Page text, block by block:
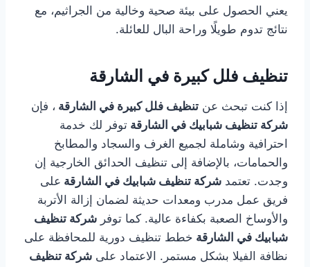
يعني الحصول على بيئة صحية وخالية من الجراثيم، مع
نتائج تدوم طويلًا وراحة البال للعائلة.
تنظيف فلل كبيرة في الشارقة
إذا كنت تبحث عن تنظيف فلل كبيرة في الشارقة ، فإن
شركة تنظيف شبابيك في الشارقة توفر لك خدمة
احترافية وشاملة لجميع الغرف والسجاد والمطابخ
والحمامات، بالإضافة إلى تنظيف الحدائق الخارجية إن
وجدت. تعتمد شركة تنظيف شبابيك في الشارقة على
فريق عمل مدرب ومعدات حديثة لضمان إزالة الأتربة
والأوساخ الصعبة بكفاءة عالية. كما توفر شركة تنظيف
شبابيك في الشارقة خطط تنظيف دورية للمحافظة على
نظافة الفيلا بشكل مستمر. الاعتماد على شركة تنظيف